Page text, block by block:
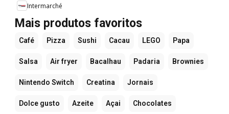
Intermarché
Mais produtos favoritos
Café Pizza Sushi Cacau LEGO Papa
Salsa Air fryer Bacalhau Padaria Brownies
Nintendo Switch Creatina Jornais
Dolce gusto Azeite Açai Chocolates